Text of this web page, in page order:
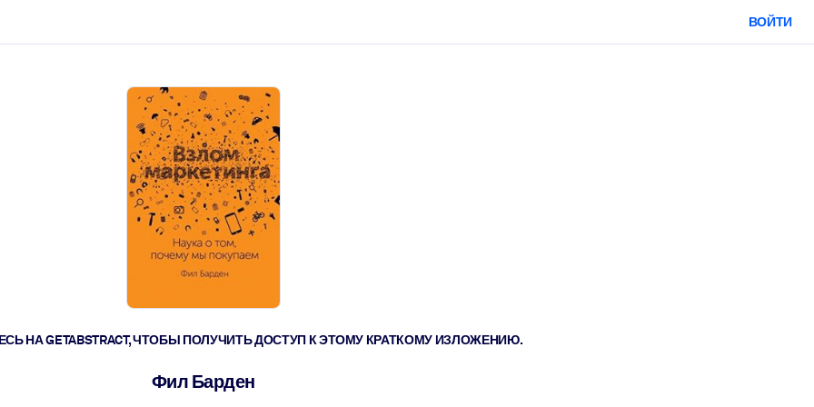
ВОЙТИ
НА GETABSTRACT, ЧТОБЫ ПОЛУЧИТЬ ДОСТУП К ЭТОМУ КРАТКОМУ ИЗЛОЖЕНИЮ.
Фил Барден